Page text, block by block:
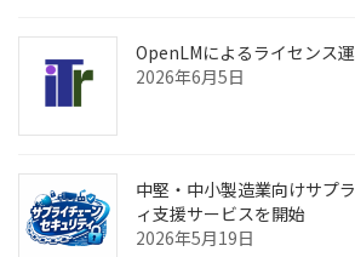
OpenLMによるライセンス
2026年6月5日
中堅・中小製造業向けサプ
ィ支援サービスを開始
2026年5月19日